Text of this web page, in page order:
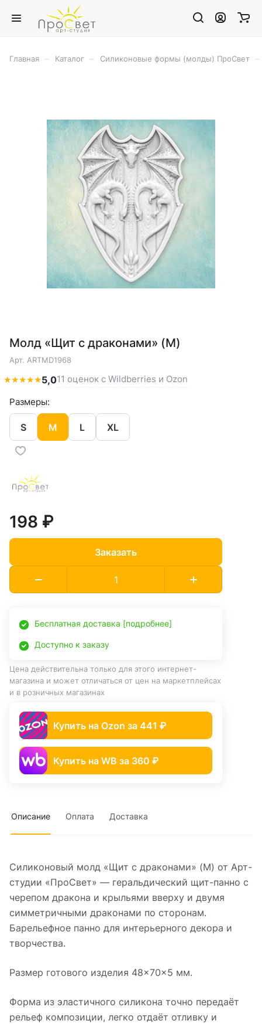
Главная Каталог Силиконовые формы (молды) ПроСвет
Молд «Щит с драконами» (M)
Арт. ARTMD1968
★★★★★5,011 оценок с Wildberries и Ozon
Размеры:
S M L XL
198 ₽
Заказать
Бесплатная доставка [подробнее]
Доступно к заказу
Цена действительна только для этого интернет-
магазина и может отличаться от цен на маркетплейсах
и в розничных магазинах
Купить на Ozon за 441 ₽
Купить на WB за 360 ₽
Описание Оплата Доставка
Силиконовый молд «Щит с драконами» (M) от Арт-
студии «ПроСвет» — геральдический щит-панно с
черепом дракона и крыльями вверху и двумя
симметричными драконами по сторонам.
Барельефное панно для интерьерного декора и
творчества.
Размер готового изделия 48×70×5 мм.
Форма из эластичного силикона точно передаёт
рельеф композиции, легко отдаёт отливку и